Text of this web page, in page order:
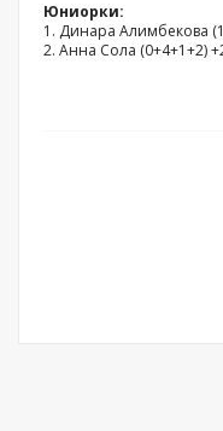
Юниорки:
1. Динара Алимбекова
2. Анна Сола (0+4+1+2)